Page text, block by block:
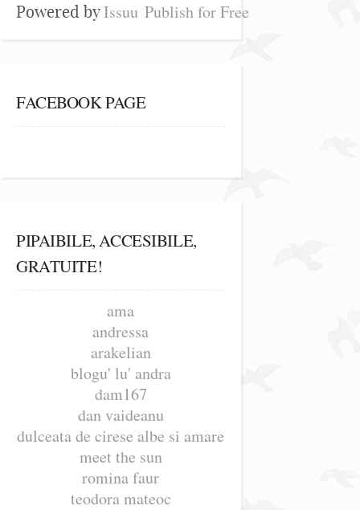
Powered byIssuu Publish for Free
FACEBOOK PAGE
PIPAIBILE, ACCESIBILE,
GRATUITE!
ama
andressa
arakelian
blogu' lu' andra
dam167
dan vaideanu
dulceata de cirese albe si amare
meet the sun
romina faur
teodora mateoc